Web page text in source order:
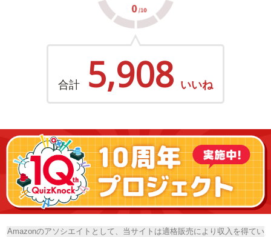
合計 5,908 いいね
Amazonのアソシエイトとして、当サイトは適格販売により収入を得てい